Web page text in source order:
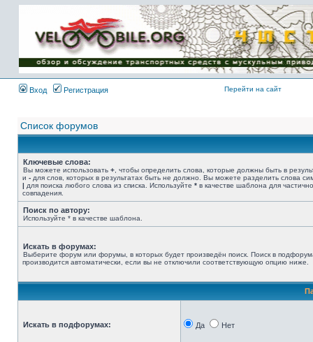
Имя пользователя:
Пароль:
{ LOG_ME_IN_SHORT
}
Вход
Регистрация Перейти на сайт
Список форумов
Ключевые слова:
Вы можете использовать + , чтобы определить слова, которые должны быть в
и - для слов, которых в результатах быть не должно. Вы можете разделить слова
| для поиска любого слова из списка. Используйте * в качестве шаблона для
совпадения.
Поиск по автору:
Используйте * в качестве шаблона.
Искать в форумах:
Выберите форум или форумы, в которых будет произведён поиск. Поиск в
производится автоматически, если вы не отключили соответствующую опцию ниже.
Искать в подфорумах: Да Нет